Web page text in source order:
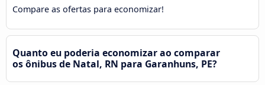
Compare as ofertas para economizar!
Quanto eu poderia economizar ao comparar
os ônibus de Natal, RN para Garanhuns, PE?